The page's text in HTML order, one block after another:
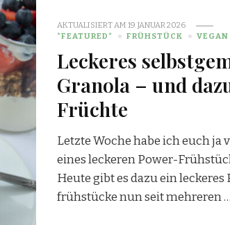
AKTUALISIERT AM19. JANUAR 2026
*FEATURED*
FRÜHSTÜCK VEGAN
Leckeres
Granola – und
Früchte
Letzte Woche habe ich euch ja
eines leckeren Power-
Heute gibt es dazu ein leckeres
frühstücke nun seit mehreren …